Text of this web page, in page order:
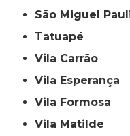
São Miguel
Tatuapé
Vila Carrão
Vila Esperança
Vila Formosa
Vila Matilde